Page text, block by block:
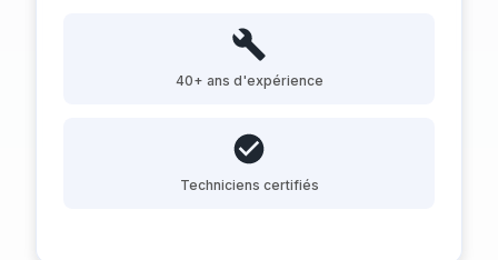
40+ ans d'expérience
Techniciens certifiés